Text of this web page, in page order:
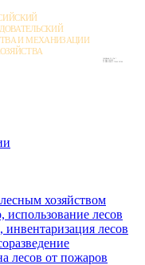
хозяйством
использование лесов
инвентаризация лесов
лесов от пожаров